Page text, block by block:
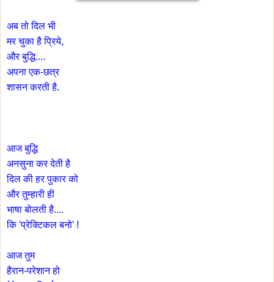
अब तो दिल भी
मर चुका है प्रिये,
और बुद्धि....
अपना एक-छत्र
शासन करती है.
आज बुद्धि
अनसुना कर देती है
दिल की हर पुकार को
और तुम्हारी ही
भाषा बोलती है....
कि 'प्रेक्टिकल बनो' !
आज तुम
हैरान-परेशान हो